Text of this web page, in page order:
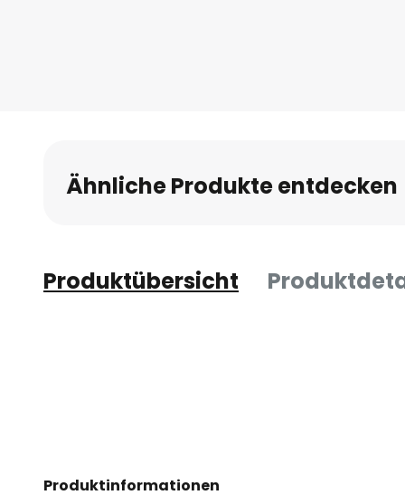
Ähnliche Produkte entdecken
Produktübersicht
Produktinformationen